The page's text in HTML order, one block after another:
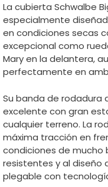
La cubierta Schwalbe
especialmente
en condiciones secas
excepcional como
Mary en la delantera,
perfectamente en
Su banda de rodadura
excelente con gran
cualquier terreno. La
máxima tracción en
condiciones de mucho
resistentes y al diseño
plegable con